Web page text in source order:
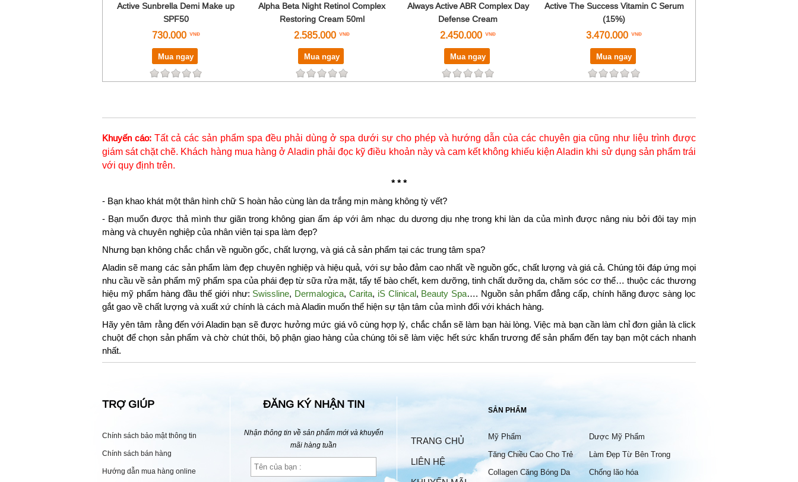
Active Sunbrella Demi Make up
SPF50
730.000
Mua ngay
Alpha Beta Night Retinol Complex
Restoring Cream 50ml
2.585.000
Mua ngay
Always Active ABR Complex Day
Defense Cream
2.450.000
Mua ngay
Active The Success Vitamin C Serum
(15%)
3.470.000
Mua ngay
Khuyến cáo: Tất cả các sản phẩm spa đều phải dùng ở spa dưới sự cho phép và hướng dẫn của các chuyên gia cũng như liệu trình được
giám sát chặt chẽ. Khách hàng mua hàng ở Aladin phải đọc kỹ điều khoản này và cam kết không khiếu kiện Aladin khi sử dụng sản phẩm trái
với quy định trên.
* * *
- Bạn khao khát một thân hình chữ S hoàn hảo cùng làn da trắng mịn màng không tỳ vết?
- Bạn muốn được thả mình thư giãn trong không gian ấm áp với âm nhạc du dương dịu nhẹ trong khi làn da của mình được nâng niu bởi đôi tay mịn
màng và chuyên nghiệp của nhân viên tại spa làm đẹp?
Nhưng bạn không chắc chắn về nguồn gốc, chất lượng, và giá cả sản phẩm tại các trung tâm spa?
Aladin sẽ mang các sản phẩm làm đẹp chuyên nghiệp và hiệu quả, với sự bảo đảm cao nhất về nguồn gốc, chất lượng và giá cả. Chúng tôi đáp ứng mọi
nhu cầu về sản phẩm mỹ phẩm spa của phái đẹp từ sữa rửa mặt, tẩy tế bào chết, kem dưỡng, tinh chất dưỡng da, chăm sóc cơ thể… thuộc các thương
hiệu mỹ phẩm hàng đầu thế giới như: Swissline, Dermalogica, Carita, iS Clinical, Beauty Spa…. Nguồn sản phẩm đẳng cấp, chính hãng được sàng lọc
gắt gao về chất lượng và xuất xứ chính là cách mà Aladin muốn thể hiện sự tận tâm của mình đối với khách hàng.
Hãy yên tâm rằng đến với Aladin bạn sẽ được hưởng mức giá vô cùng hợp lý, chắc chắn sẽ làm bạn hài lòng. Việc mà bạn cần làm chỉ đơn giản là click
chuột để chọn sản phẩm và chờ chút thôi, bộ phận giao hàng của chúng tôi sẽ làm việc hết sức khẩn trương để sản phẩm đến tay bạn một cách nhanh
nhất.
TRỢ GIÚP
Chính sách bảo mật thông tin
Chính sách bán hàng
Hướng dẫn mua hàng online
ĐĂNG KÝ NHẬN TIN
Nhận thông tin về sản phẩm mới và khuyến
mãi hàng tuần
TRANG CHỦ
LIÊN HỆ
SẢN PHẨM
Mỹ Phẩm
Dược Mỹ Phẩm
Tăng Chiều Cao Cho Trẻ
Làm Đẹp Từ Bên Trong
Collagen Căng Bóng Da
Chống lão hóa